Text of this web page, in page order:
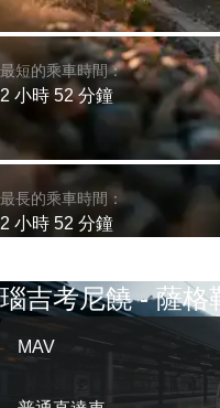
最短的乘車時間：
2 小時 52 分鐘
最長的乘車時間：
2 小時 52 分鐘
瑙吉考尼饒 - 薩格
MAV